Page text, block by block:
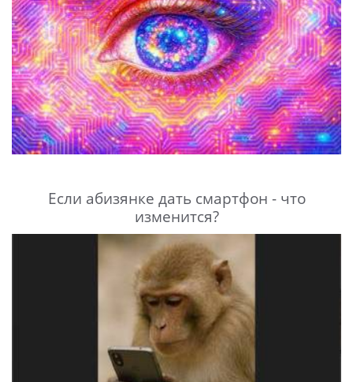
Если абизянке дать смартфон - что
изменится?